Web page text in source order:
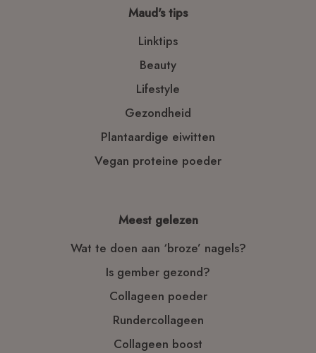
Maud's tips
Linktips
Beauty
Lifestyle
Gezondheid
Plantaardige eiwitten
Vegan proteine poeder
Meest gelezen
Wat te doen aan ‘broze’ nagels?
Is gember gezond?
Collageen poeder
Rundercollageen
Collageen boost